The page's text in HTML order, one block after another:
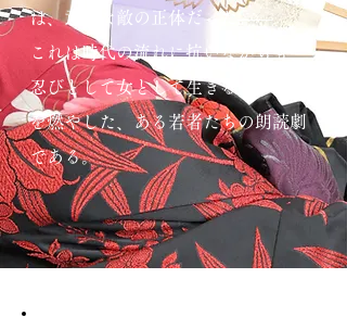
は、意外な敵の正体だった――
これは時代の流れに抗いながらも、
忍びとして女として生きることに命
を燃やした、ある若者たちの朗読劇
である。